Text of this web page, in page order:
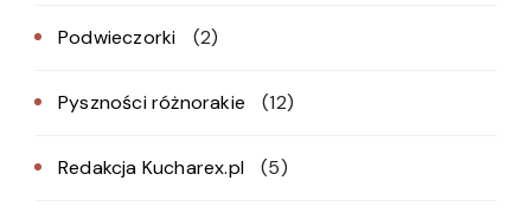
Podwieczorki (2)
Pyszności różnorakie (12)
Redakcja Kucharex.pl (5)